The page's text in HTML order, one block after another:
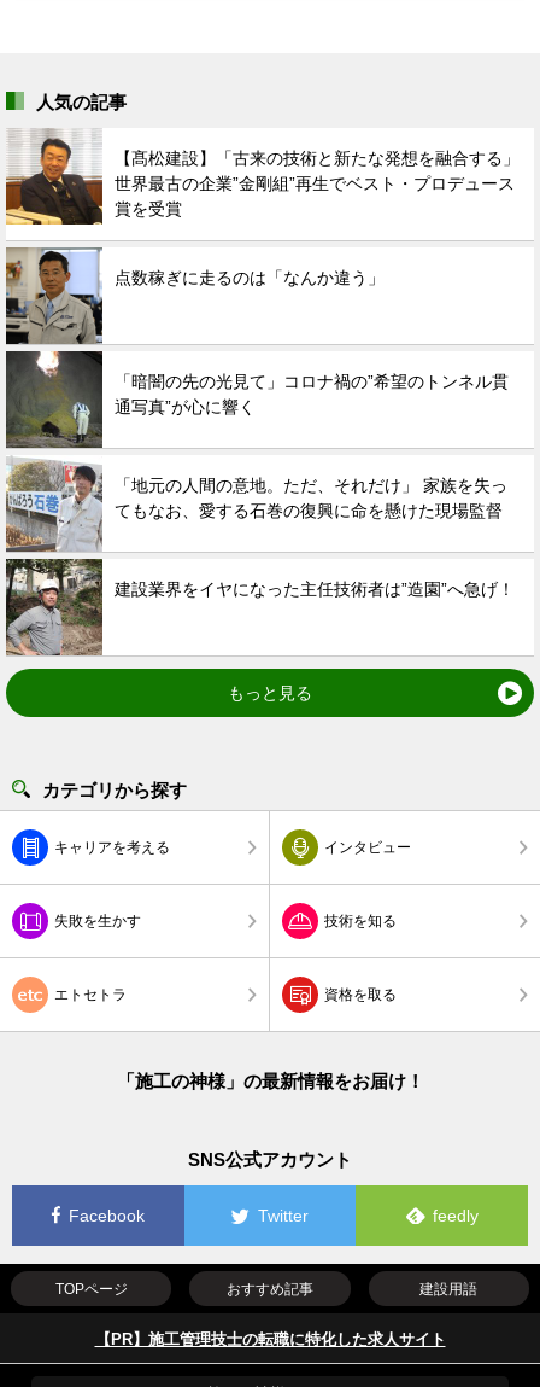
人気の記事
【髙松建設】「古来の技術と新たな発想を融合する」
世界最古の企業”金剛組”再生でベスト・プロデュース
賞を受賞
点数稼ぎに走るのは「なんか違う」
「暗闇の先の光見て」コロナ禍の”希望のトンネル貫
通写真”が心に響く
「地元の人間の意地。ただ、それだけ」 家族を失っ
てもなお、愛する石巻の復興に命を懸けた現場監督
建設業界をイヤになった主任技術者は”造園”へ急げ！
もっと見る
カテゴリから探す
キャリアを考える インタビュー
失敗を生かす 技術を知る
エトセトラ 資格を取る
「施工の神様」の最新情報をお届け！
SNS公式アカウント
Facebook Twitter feedly
TOPページ おすすめ記事 建設用語
【PR】施工管理技士の転職に特化した求人サイト